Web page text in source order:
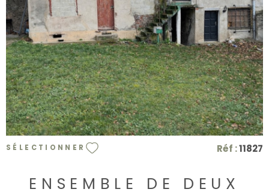
VOIR LE BIEN
SÉLECTIONNER Réf :11827
ENSEMBLE DE DEUX